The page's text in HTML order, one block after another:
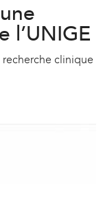
l’UNIGE
recherche clinique